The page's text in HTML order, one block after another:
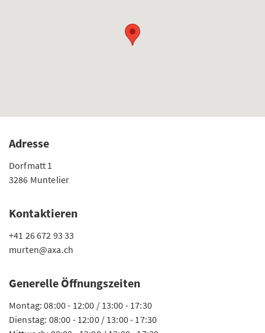
Adresse
Dorfmatt 1
3286 Muntelier
Kontaktieren
+41 26 672 93 33
murten@axa.ch
Generelle Öffnungszeiten
Montag: 08:00 - 12:00 / 13:00 - 17:30
Dienstag: 08:00 - 12:00 / 13:00 - 17:30